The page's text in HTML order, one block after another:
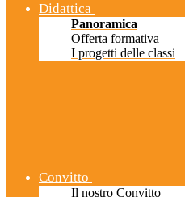
Didattica
Panoramica
Offerta formativa
I progetti delle classi
Convitto
Il nostro Convitto